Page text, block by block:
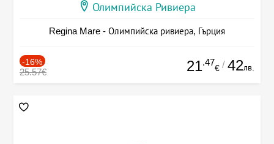
Олимпийска Ривиера
Regina Mare - Олимпийска ривиера, Гърция
-16%
25.57€ 21.47
€ / 42лв.